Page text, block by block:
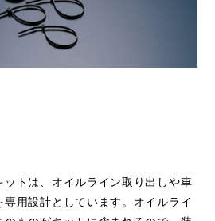
トは、オイルライン取り出しや車
用設計としています。オイルライ